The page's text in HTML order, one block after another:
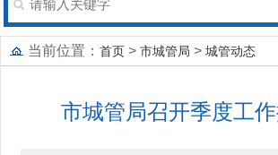
当前位置： 首页 > 市城管局 > 城管动态
市城管局召开季度工